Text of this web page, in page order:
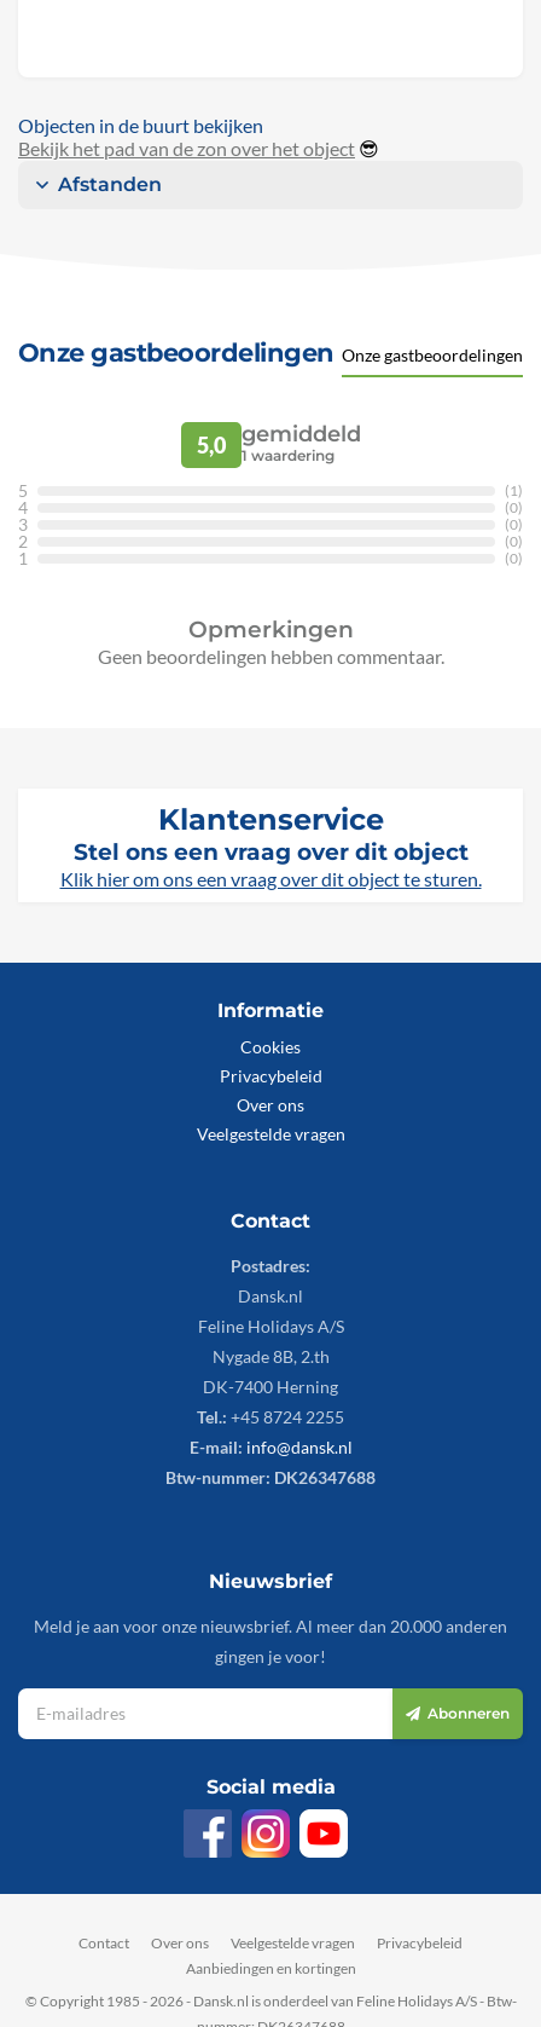
Objecten in de buurt bekijken
Bekijk het pad van de zon over het object 😎
Afstanden
Onze gastbeoordelingen Onze gastbeoordelingen
5,0 gemiddeld
1 waardering
5 (1)
4 (0)
3 (0)
2 (0)
1 (0)
Opmerkingen
Geen beoordelingen hebben commentaar.
Klantenservice
Stel ons een vraag over dit object
Klik hier om ons een vraag over dit object te sturen.
Informatie
Cookies
Privacybeleid
Over ons
Veelgestelde vragen
Contact
Postadres:
Dansk.nl
Feline Holidays A/S
Nygade 8B, 2.th
DK-7400 Herning
Tel.: +45 8724 2255
E-mail: info@dansk.nl
Btw-nummer: DK26347688
Nieuwsbrief
Meld je aan voor onze nieuwsbrief. Al meer dan 20.000 anderen
gingen je voor!
Abonneren
Social media
Contact Over ons Veelgestelde vragen
Privacybeleid
Aanbiedingen en kortingen
© Copyright 1985 - 2026 - Dansk.nl is onderdeel van Feline Holidays A/S - Btw-